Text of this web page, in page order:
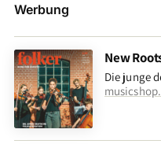
Werbung
New
Die junge